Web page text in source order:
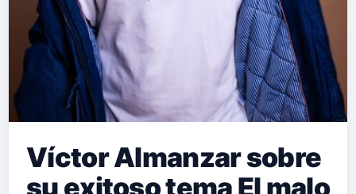
Víctor Almanzar sobre
su exitoso tema El malo